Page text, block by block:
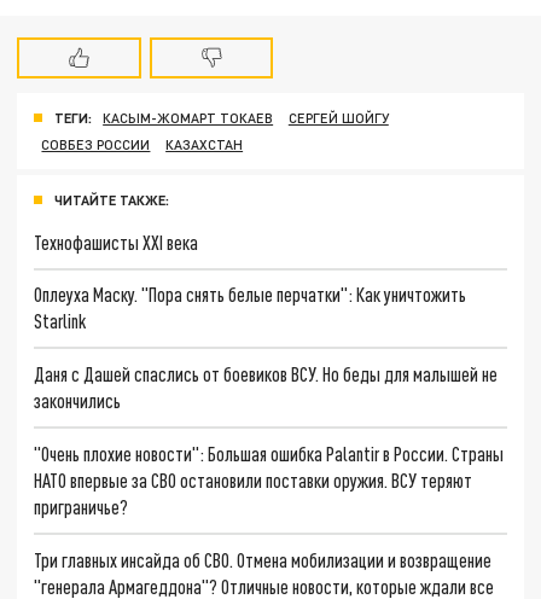
ТЕГИ: КАСЫМ-ЖОМАРТ ТОКАЕВ
СЕРГЕЙ ШОЙГУ
СОВБЕЗ РОССИИ
КАЗАХСТАН
ЧИТАЙТЕ ТАКЖЕ:
Технофашисты XXI века
Оплеуха Маску. "Пора снять белые перчатки": Как уничтожить
Starlink
Даня с Дашей спаслись от боевиков ВСУ. Но беды для малышей не
закончились
"Очень плохие новости": Большая ошибка Palantir в России. Страны
НАТО впервые за СВО остановили поставки оружия. ВСУ теряют
приграничье?
Три главных инсайда об СВО. Отмена мобилизации и возвращение
"генерала Армагеддона"? Отличные новости, которые ждали все